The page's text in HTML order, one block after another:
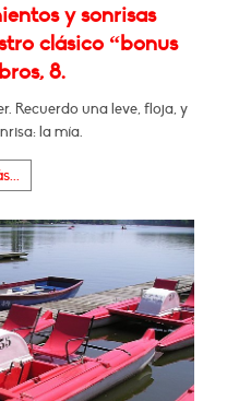
y sonrisas
clásico “bonus
8.
Recuerdo una leve, floja, y
la mía.